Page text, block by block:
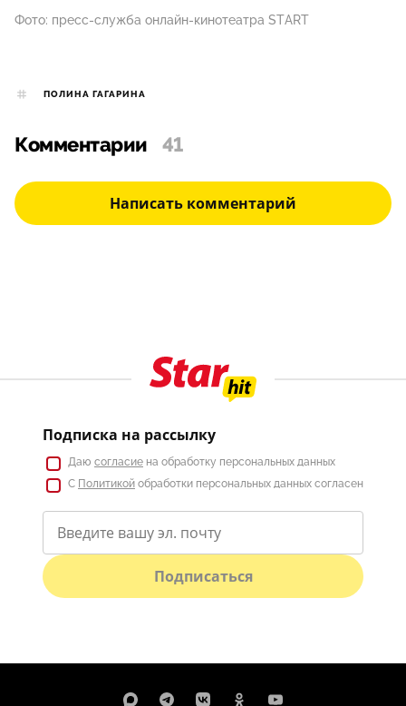
Фото: пресс-служба онлайн-кинотеатра START
ПОЛИНА ГАГАРИНА
Комментарии 41
Написать комментарий
Подписка на рассылку
Даю согласие на обработку персональных данных
С Политикой обработки персональных данных согласен
Подписаться